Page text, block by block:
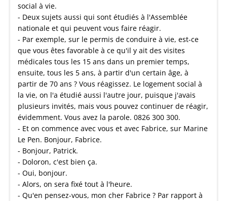
social à vie.
- Deux sujets aussi qui sont étudiés à l'Assemblée
nationale et qui peuvent vous faire réagir.
- Par exemple, sur le permis de conduire à vie, est-ce
que vous êtes favorable à ce qu'il y ait des visites
médicales tous les 15 ans dans un premier temps,
ensuite, tous les 5 ans, à partir d'un certain âge, à
partir de 70 ans ? Vous réagissez. Le logement social à
la vie, on l'a étudié aussi l'autre jour, puisque j'avais
plusieurs invités, mais vous pouvez continuer de réagir,
évidemment. Vous avez la parole. 0826 300 300.
- Et on commence avec vous et avec Fabrice, sur Marine
Le Pen. Bonjour, Fabrice.
- Bonjour, Patrick.
- Doloron, c'est bien ça.
- Oui, bonjour.
- Alors, on sera fixé tout à l'heure.
- Qu'en pensez-vous, mon cher Fabrice ? Par rapport à